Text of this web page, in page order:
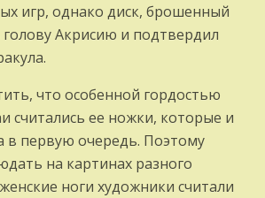
игр, однако диск, брошенный
Акрисию и подтвердил
что особенной гордостью
считались ее ножки, которые и
в первую очередь. Поэтому
на картинах разного
ноги художники считали